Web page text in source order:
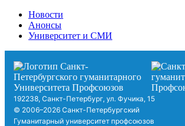
Новости
Анонсы
Университет и СМИ
192238, Санкт-Петербург, ул. Фучика, 15
© 2006–2026 Санкт-Петербургский
Гуманитарный университет профсоюзов